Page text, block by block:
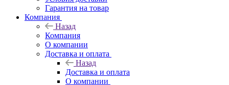
Гарантия на товар
Компания
Назад
Компания
О компании
Доставка и оплата
Назад
Доставка и оплата
О компании